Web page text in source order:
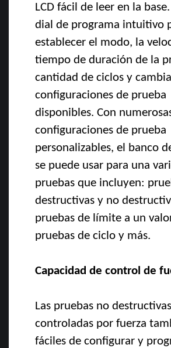
LCD fácil de leer en la
dial de programa intuitivo
establecer el modo, la
tiempo de duración de la
cantidad de ciclos y
configuraciones de prueba
disponibles. Con
configuraciones de prueba
personalizables, el banco
se puede usar para una
pruebas que incluyen:
destructivas y no
pruebas de límite a un
pruebas de ciclo y más.
Capacidad de control de
Las pruebas no destructivas
controladas por fuerza
fáciles de configurar y